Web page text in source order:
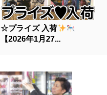
☆プライズ 入荷
【2026年1月27...